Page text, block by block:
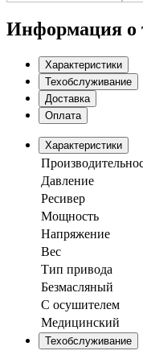
Информация о
Характеристики
Техобслуживание
Доставка
Оплата
Характеристики
Давление
Ресивер
Мощность
Напряжение
Вес
Тип привода
Безмасляный
С осушителем
Медицинский
Техобслуживание